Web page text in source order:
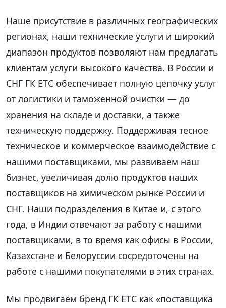
Наше присутствие в различных географических
регионах, наши технические услуги и широкий
диапазон продуктов позволяют нам предлагать
клиентам услуги высокого качества. В России и
СНГ ГК ЕТС обеспечивает полную цепочку услуг
от логистики и таможенной очистки — до
хранения на складе и доставки, а также
техническую поддержку. Поддерживая тесное
техническое и коммерческое взаимодействие с
нашими поставщиками, мы развиваем наш
бизнес, увеличивая долю продуктов наших
поставщиков на химическом рынке России и
СНГ. Наши подразделения в Китае и, с этого
года, в Индии отвечают за работу с нашими
поставщиками, в то время как офисы в России,
Казахстане и Белоруссии сосредоточены на
работе с нашими покупателями в этих странах.
Мы продвигаем бренд ГК ЕТС как «поставщика